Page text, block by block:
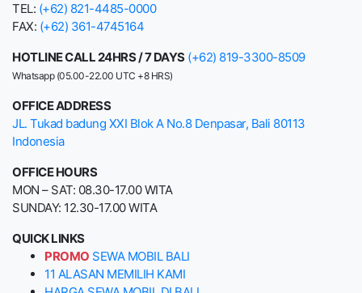
TEL: (+62) 821-4485-0000
FAX: (+62) 361-4745164
HOTLINE CALL 24HRS / 7 DAYS (+62) 819-3300-8509
Whatsapp (05.00-22.00 UTC +8 HRS)
OFFICE ADDRESS
JL. Tukad badung XXI Blok A No.8 Denpasar, Bali 80113
Indonesia
OFFICE HOURS
MON – SAT: 08.30-17.00 WITA
SUNDAY: 12.30-17.00 WITA
QUICK LINKS
PROMO SEWA MOBIL BALI
11 ALASAN MEMILIH KAMI